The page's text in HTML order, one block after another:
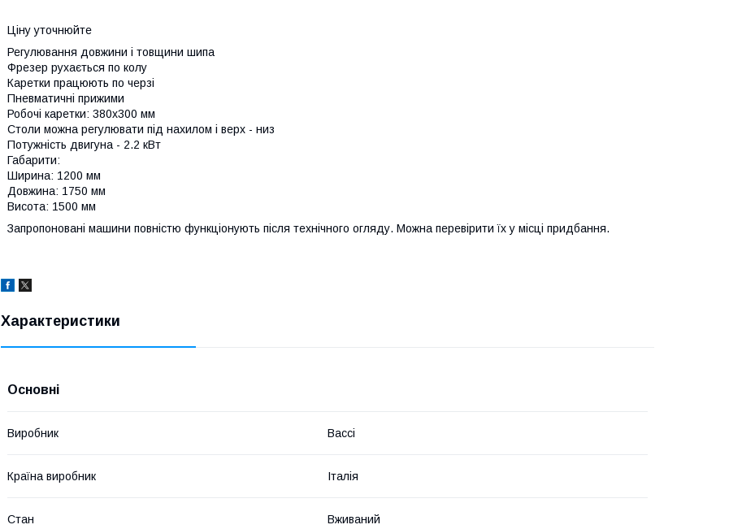
Ціну уточнюйте
Регулювання довжини і товщини шипа
Фрезер рухається по колу
Каретки працюють по черзі
Пневматичні прижими
Робочі каретки: 380х300 мм
Столи можна регулювати під нахилом і верх - низ
Потужність двигуна - 2.2 кВт
Габарити:
Ширина: 1200 мм
Довжина: 1750 мм
Висота: 1500 мм
Запропоновані машини повністю функціонують після технічного огляду. Можна перевірити їх у місці придбання.
Характеристики
Основні
Виробник Bacci
Країна виробник Італія
Стан Вживаний